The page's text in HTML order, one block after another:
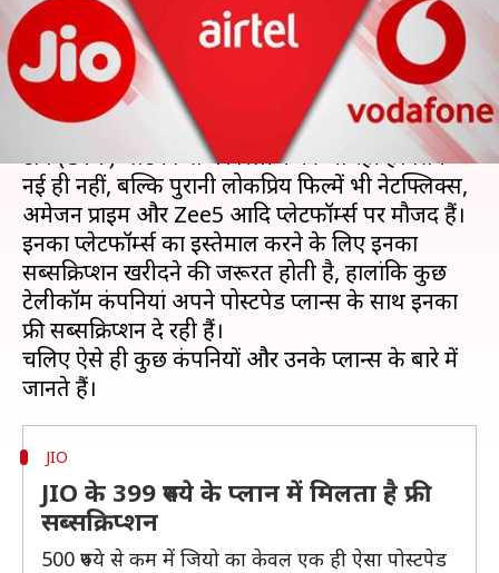
लेखन मोना दीक्षित Dec 29, 2020 06:01 pm
क्या है खबर?
आजकल एक से एक अच्छी फिल्में और सीरीज ओवर द
टॉप (OTT) प्लेटफॉर्म्स पर रिलीज की जा रही हैं। सिर्फ
नई ही नहीं, बल्कि पुरानी लोकप्रिय फिल्में भी नेटफ्लिक्स,
अमेजन प्राइम और Zee5 आदि प्लेटफॉर्म्स पर मौजद हैं।
इनका प्लेटफॉर्म्स का इस्तेमाल करने के लिए इनका
सब्सक्रिप्शन खरीदने की जरूरत होती है, हालांकि कुछ
टेलीकॉम कंपनियां अपने पोस्टपेड प्लान्स के साथ इनका
फ्री सब्सक्रिप्शन दे रही हैं।
चलिए ऐसे ही कुछ कंपनियों और उनके प्लान्स के बारे में
JIO
JIO के 399 रुपये के प्लान में मिलता है फ्री
सब्सक्रिप्शन
500 रुपये से कम में जियो का केवल एक ही ऐसा पोस्टपेड